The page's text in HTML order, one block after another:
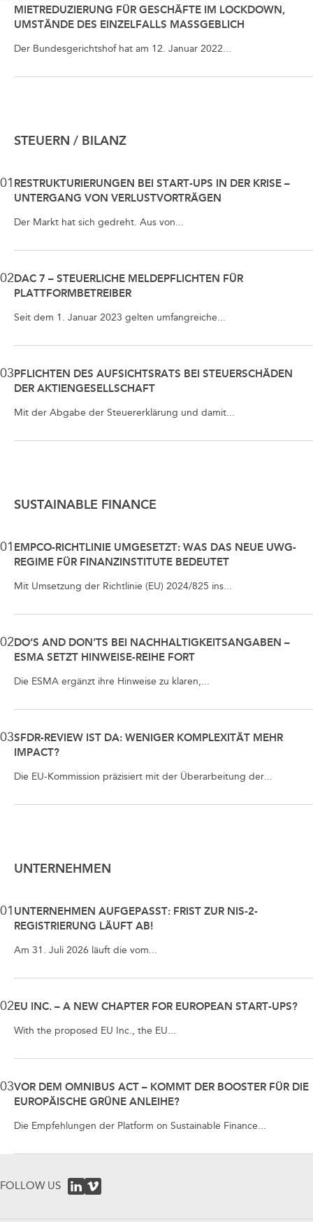
MIETREDUZIERUNG FÜR GESCHÄFTE IM LOCKDOWN,
UMSTÄNDE DES EINZELFALLS MASSGEBLICH
Der Bundesgerichtshof hat am 12. Januar 2022...
STEUERN / BILANZ
01 RESTRUKTURIERUNGEN BEI START-UPS IN DER KRISE –
UNTERGANG VON VERLUSTVORTRÄGEN
Der Markt hat sich gedreht. Aus von...
02DAC 7 – STEUERLICHE MELDEPFLICHTEN FÜR
PLATTFORMBETREIBER
Seit dem 1. Januar 2023 gelten umfangreiche...
03PFLICHTEN DES AUFSICHTSRATS BEI STEUERSCHÄDEN
DER AKTIENGESELLSCHAFT
Mit der Abgabe der Steuererklärung und damit...
SUSTAINABLE FINANCE
01 EMPCO-RICHTLINIE UMGESETZT: WAS DAS NEUE UWG-
REGIME FÜR FINANZINSTITUTE BEDEUTET
Mit Umsetzung der Richtlinie (EU) 2024/825 ins...
02DO’S AND DON’TS BEI NACHHALTIGKEITSANGABEN –
ESMA SETZT HINWEISE-REIHE FORT
Die ESMA ergänzt ihre Hinweise zu klaren,...
03SFDR-REVIEW IST DA: WENIGER KOMPLEXITÄT MEHR
IMPACT?
Die EU-Kommission präzisiert mit der Überarbeitung der...
UNTERNEHMEN
01 UNTERNEHMEN AUFGEPASST: FRIST ZUR NIS-2-
REGISTRIERUNG LÄUFT AB!
Am 31. Juli 2026 läuft die vom...
02EU INC. – A NEW CHAPTER FOR EUROPEAN START-UPS?
With the proposed EU Inc., the EU...
03VOR DEM OMNIBUS ACT – KOMMT DER BOOSTER FÜR DIE
EUROPÄISCHE GRÜNE ANLEIHE?
Die Empfehlungen der Platform on Sustainable Finance...
FOLLOW US